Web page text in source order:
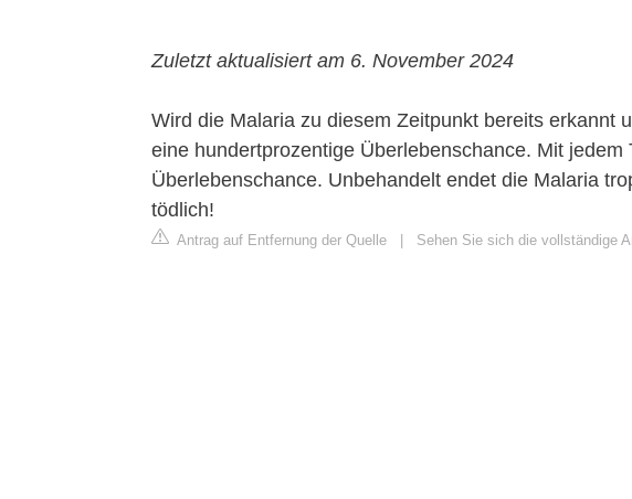
Zuletzt aktualisiert am 6. November 2024
Wird die Malaria zu diesem Zeitpunkt bereits erkannt
eine hundertprozentige Überlebenschance. Mit
Überlebenschance. Unbehandelt endet die Malaria
tödlich!
Antrag auf Entfernung der Quelle Sehen Sie sich die vollständige